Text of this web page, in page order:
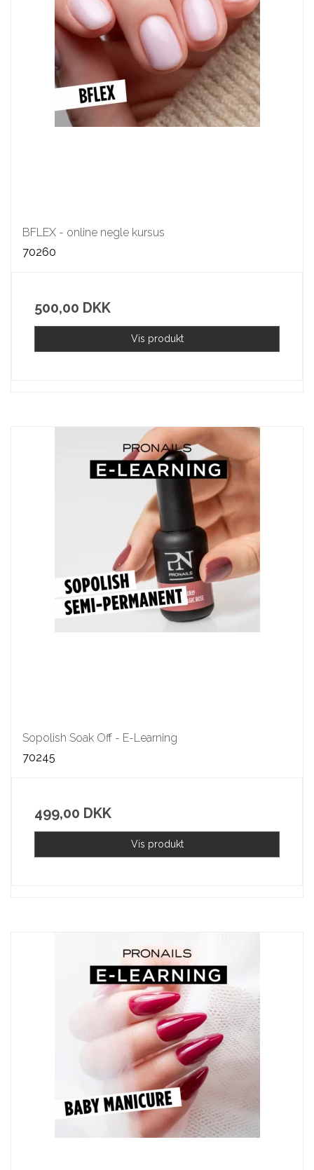
BFLEX - online negle kursus
70260
500,00 DKK
Vis produkt
Sopolish Soak Off - E-Learning
70245
499,00 DKK
Vis produkt